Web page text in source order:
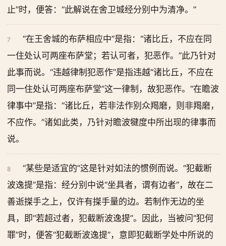
止”时，便答：“此解说在舍卫城经分别中为清净。”
7
“在王舍城的布萨相应中”是指：“诸比丘，不应在同
一住处认可两座布萨堂；若认可者，犯恶作。”此乃针对
此事而说。“违越律制犯恶作”是指违越“诸比丘，不应在
同一住处认可两座布萨堂”这一律制，故犯恶作。“在瞻波
律事中”是指：“诸比丘，若非法作别众羯磨，则非羯磨，
不应作。”诸如此类，乃针对瞻波犍度中所出现的律事而
说。
8
“某些是适宜的”这是针对如法的惯例而说。“犯截断
波逸提”是指：经分别中说“坐具者，谓有边者”，故在二
善逝搩手之上，仅许有搩手量的边。若制作无边的坐
具，即“若超过者，犯截断波逸提”。因此，当被问“犯何
罪”时，便答“犯截断波逸提”，意即犯截断学处中所说的